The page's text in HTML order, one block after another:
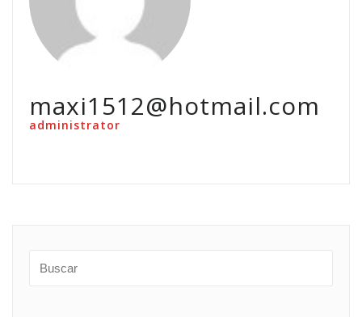
maxi1512@hotmail.com
administrator